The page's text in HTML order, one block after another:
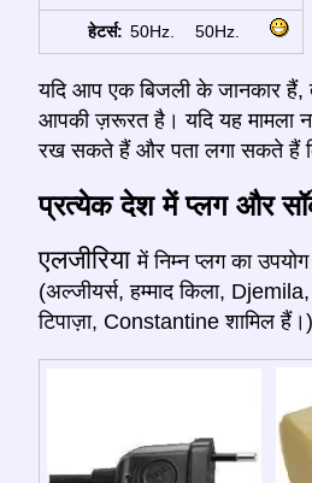
हेटर्स: 50Hz. 50Hz.
यदि आप एक बिजली के जानकार हैं,
आपकी ज़रूरत है। यदि यह मामला
रख सकते हैं और पता लगा सकते हैं
प्रत्येक देश में प्लग और
एलजीरियामें निम्न प्लग का
(अल्जीयर्स, हम्माद किला,
टिपाज़ा, Constantine शामिल हैं।)